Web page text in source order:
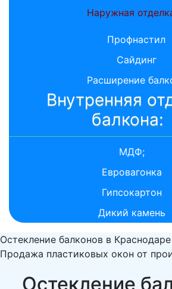
Наружная
Профнастил
Сайдинг
Расширение
Внутренняя
балкона:
МДФ;
Евровагонка
Гипсокартон
Дикий камень
Остекление балконов в
Продажа пластиковых окон от
Остекление